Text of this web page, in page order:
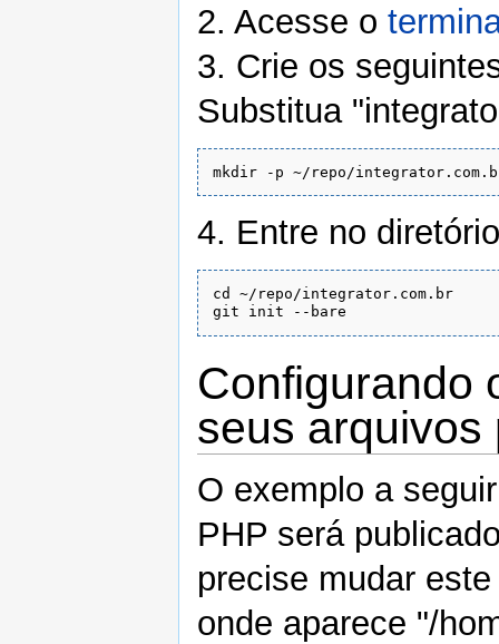
2. Acesse o
3. Crie os
Substitua
4. Entre no
cd ~/repo/integrator.com.br
Configurando
seus arquivos
O exemplo a
PHP será
precise mudar
onde aparece "/